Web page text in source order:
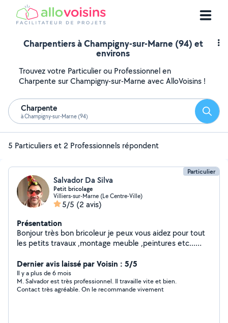
Charpentiers à Champigny-sur-Marne (94) et
environs
Trouvez votre Particulier ou Professionnel en
Charpente sur Champigny-sur-Marne avec AlloVoisins !
Charpente
à Champigny-sur-Marne (94)
5 Particuliers et 2 Professionnels répondent
Particulier
Salvador Da Silva
Petit bricolage
Villiers-sur-Marne (Le Centre-Ville)
5/5 (2 avis)
Présentation
Bonjour très bon bricoleur je peux vous aidez pour tout
les petits travaux ,montage meuble ,peintures etc...
bientôt
Dernier avis laissé par Voisin : 5/5
Il y a plus de 6 mois
M. Salvador est très professionnel. Il travaille vite et bien.
Contact très agréable. On le recommande vivement